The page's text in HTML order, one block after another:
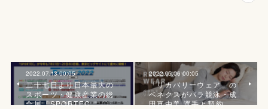
2022.07.13 00:05
二十七日より日本最大の
スポーツ・健康産業の総
合展『SPORTEC 二〇…
2022.05.06 00:05
「リカバリーウェア」の
ベネクスがパラ競泳・成
田真由美 選手と契約